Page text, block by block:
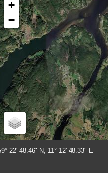
+
−
22' 48.46" N, 11° 12' 48.33" E